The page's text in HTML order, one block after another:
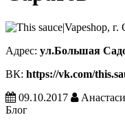
Адрес: ул.Большая
ВК: https://vk.com/
09.10.2017
Блог